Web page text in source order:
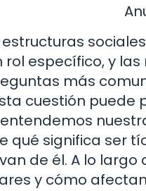
específico, y
más
cuestión
qué significa ser
de él. A lo
y cómo